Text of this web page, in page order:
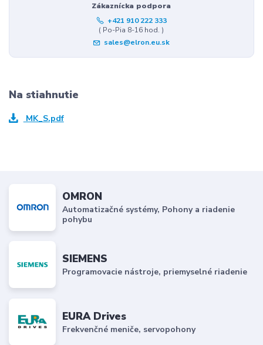
Zákaznícka podpora
+421 910 222 333
( Po-Pia 8-16 hod. )
sales@elron.eu.sk
Na stiahnutie
MK_S.pdf
OMRON
Automatizačné systémy, Pohony a riadenie
pohybu
SIEMENS
Programovacie nástroje, priemyselné riadenie
EURA Drives
Frekvenčné meniče, servopohony